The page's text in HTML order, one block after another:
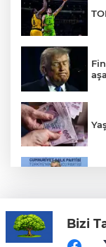
Bizi